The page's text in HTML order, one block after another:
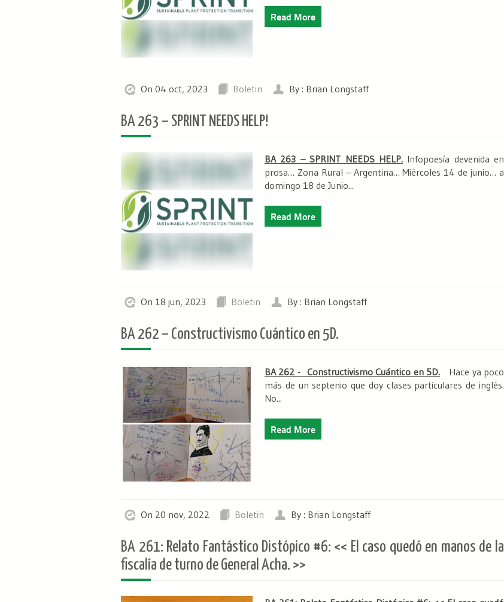
Read More
On 04 oct, 2023 Boletin By : Brian Longstaff
BA 263 – SPRINT NEEDS HELP!
BA 263 – SPRINT NEEDS HELP.Infopoesía devenida en
prosa… Zona Rural – Argentina… Miércoles 14 de junio… a
domingo 18 de Junio...
Read More
On 18 jun, 2023 Boletin By : Brian Longstaff
BA 262 – Constructivismo Cuántico en 5D.
BA 262 - Constructivismo Cuántico en 5D.Hace ya poco
más de un septenio que doy clases particulares de inglés.
No...
Read More
On 20 nov, 2022 Boletin By : Brian Longstaff
BA 261: Relato Fantástico Distópico #6: << El caso quedó en manos de la
fiscalía de turno de General Acha. >>